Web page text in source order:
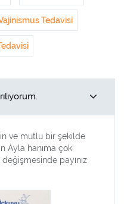
Tedavisi
ve mutlu bir şekilde
Ayla hanıma çok
payınız